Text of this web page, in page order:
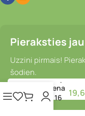
Pieraksties
Uzzini pirmais!
šodien.
Motoriepa
– Rubena
2.25 x 16